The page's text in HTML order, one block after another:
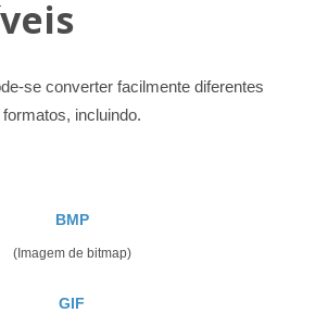
se converter facilmente diferentes
formatos, incluindo.
BMP
(Imagem de bitmap)
GIF